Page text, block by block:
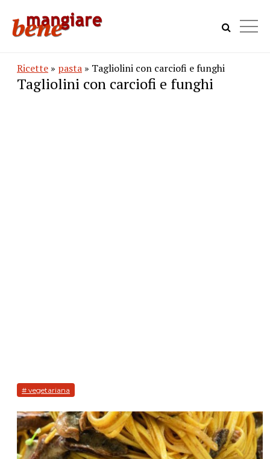
Ricette » pasta » Tagliolini con carciofi e funghi
Tagliolini con carciofi e funghi
# vegetariana